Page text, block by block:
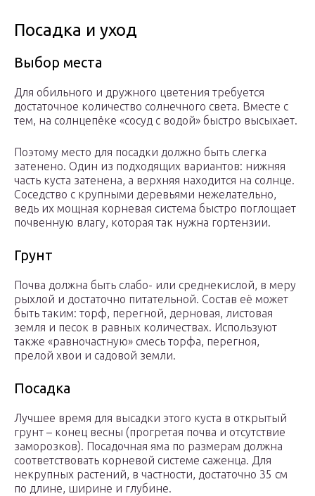
Посадка и уход
Выбор места
Для обильного и дружного цветения требуется
достаточное количество солнечного света. Вместе с
тем, на солнцепёке «сосуд с водой» быстро высыхает.
Поэтому место для посадки должно быть слегка
затенено. Один из подходящих вариантов: нижняя
часть куста затенена, а верхняя находится на солнце.
Соседство с крупными деревьями нежелательно,
ведь их мощная корневая система быстро поглощает
почвенную влагу, которая так нужна гортензии.
Грунт
Почва должна быть слабо- или среднекислой, в меру
рыхлой и достаточно питательной. Состав её может
быть таким: торф, перегной, дерновая, листовая
земля и песок в равных количествах. Используют
также «равночастную» смесь торфа, перегноя,
прелой хвои и садовой земли.
Посадка
Лучшее время для высадки этого куста в открытый
грунт – конец весны (прогретая почва и отсутствие
заморозков). Посадочная яма по размерам должна
соответствовать корневой системе саженца. Для
некрупных растений, в частности, достаточно 35 см
по длине, ширине и глубине.